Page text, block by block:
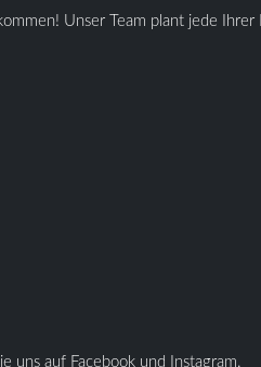
Unser Team plant jede
uns auf Facebook und Instagram.